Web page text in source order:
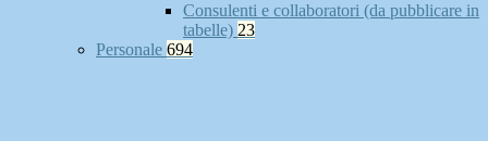
Consulenti e collaboratori (da pubblicare in
tabelle) 23
Personale 694